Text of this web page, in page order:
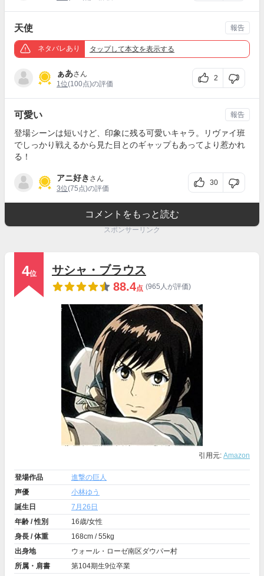
天使
ネタバレあり タップして本文を表示する
ぁあさん
1位(100点)の評価
2
報告
可愛い
登場シーンは短いけど、印象に残る可愛いキャラ。リヴァイ班
でしっかり戦えるから見た目とのギャップもあってより惹かれ
る！
アニ好き さん
3位(75点)の評価
30
報告
コメントをもっと読む
スポンサーリンク
4位
サシャ・ブラウス
88.4点 (965人が評価)
引用元: Amazon
登場作品
進撃の巨人
声優
小林ゆう
誕生日
7月26日
年齢 / 性別
16歳/女性
身長 / 体重
168cm / 55kg
出身地
ウォール・ローゼ南区ダウパー村
所属・肩書
第104期生9位卒業